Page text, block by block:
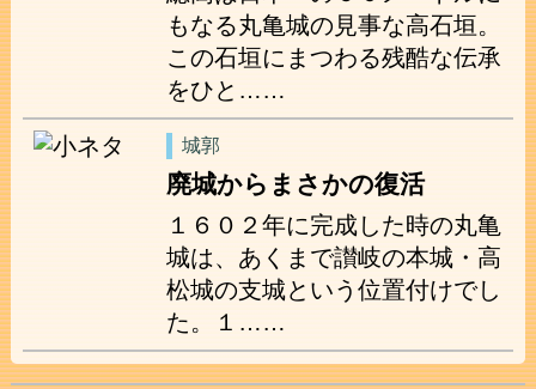
もなる丸亀城の見事な高石垣。
この石垣にまつわる残酷な伝承
をひと……
城郭
廃城からまさかの復活
１６０２年に完成した時の丸亀
城は、あくまで讃岐の本城・高
松城の支城という位置付けでし
た。１……